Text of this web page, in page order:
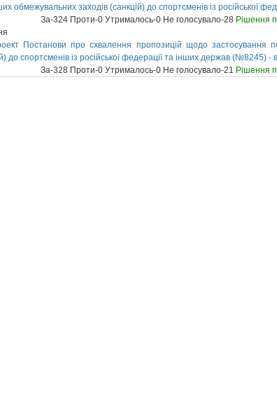
обмежувальних заходів (санкцій) до спортсменів із російської
За-324 Проти-0 Утрималось-0 Не голосувало-28 Рішення
Постанови про схвалення пропозицій щодо застосування
до спортсменів із російської федерації та інших держав (№8245) -
За-328 Проти-0 Утрималось-0 Не голосувало-21 Рішення